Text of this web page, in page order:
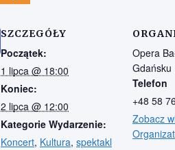
SZCZEGÓŁY
Początek:
1 lipca @ 18:00
Koniec:
2 lipca @ 12:00
Kategorie Wydarzenie:
Koncert, Kultura, spektakl
Opera
Gdańsku
Telefon
+48 58
Zobacz